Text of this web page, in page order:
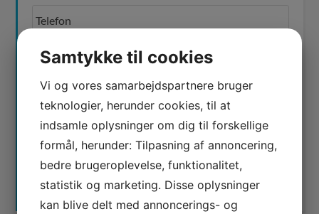
Afkryds for samtykke til, at vi behandler den data
du sender. Se voresprivatlivspolitik her.
Samtykke til cookies
Vi og vores samarbejdspartnere bruger
teknologier, herunder cookies, til at
indsamle oplysninger om dig til forskellige
formål, herunder: Tilpasning af annoncering,
bedre brugeroplevelse, funktionalitet,
statistik og marketing. Disse oplysninger
kan blive delt med annoncerings- og